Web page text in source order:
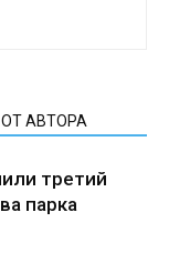
АВТОРА
третий
парка